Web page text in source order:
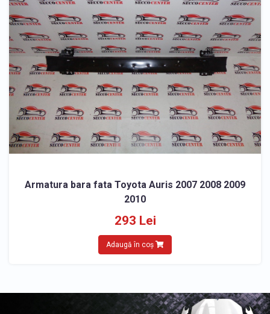
Armatura bara fata Toyota Auris 2007 2008 2009
2010
293 Lei
Adaugă în coș